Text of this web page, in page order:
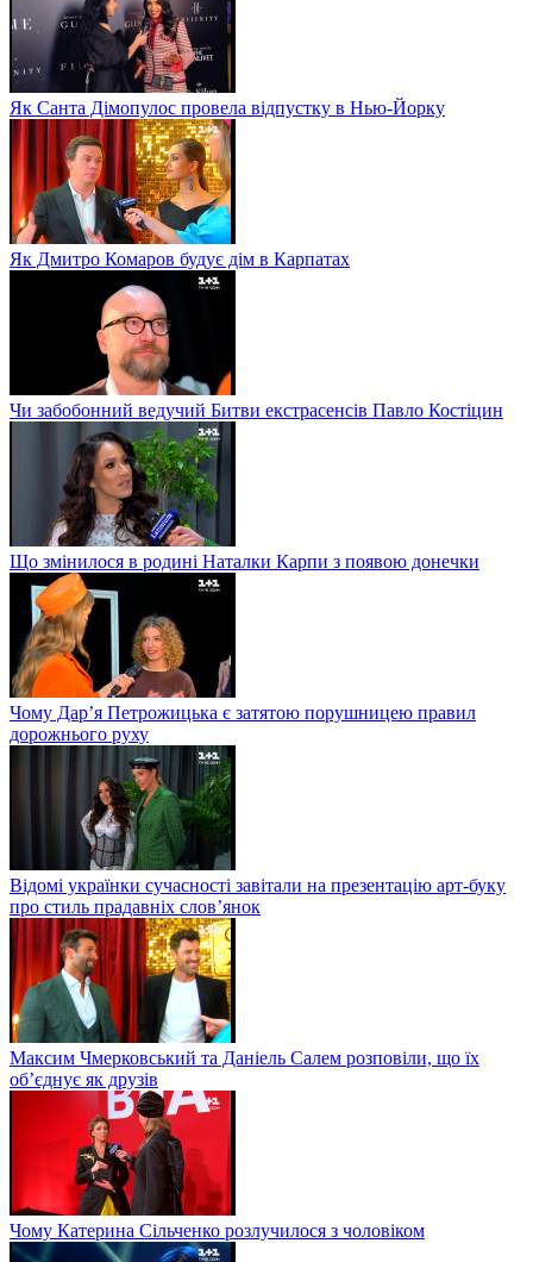
Як Санта Дімопулос провела відпустку в Нью-Йорку
Як Дмитро Комаров будує дім в Карпатах
Чи забобонний ведучий Битви екстрасенсів Павло Костіцин
Що змінилося в родині Наталки Карпи з появою донечки
Чому Дар’я Петрожицька є затятою порушницею правил
дорожнього руху
Відомі українки сучасності завітали на презентацію арт-буку
про стиль прадавніх слов’янок
Максим Чмерковський та Даніель Салем розповіли, що їх
об’єднує як друзів
Чому Катерина Сільченко розлучилося з чоловіком